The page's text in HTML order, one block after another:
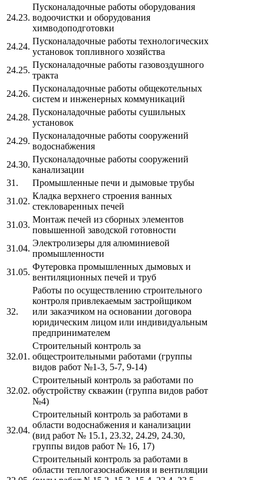
24.23.
Пусконаладочные работы оборудования
водоочистки и оборудования
химводоподготовки
24.24.
Пусконаладочные работы технологических
установок топливного хозяйства
24.25.
Пусконаладочные работы газовоздушного
тракта
24.26.
Пусконаладочные работы общекотельных
систем и инженерных коммуникаций
24.28.
Пусконаладочные работы сушильных
установок
24.29.
Пусконаладочные работы сооружений
водоснабжения
24.30.
Пусконаладочные работы сооружений
канализации
31.
Промышленные печи и дымовые трубы
31.02.
Кладка верхнего строения ванных
стекловаренных печей
31.03.
Монтаж печей из сборных элементов
повышенной заводской готовности
31.04.
Электролизеры для алюминиевой
промышленности
31.05.
Футеровка промышленных дымовых и
вентиляционных печей и труб
32.
Работы по осуществлению строительного
контроля привлекаемым застройщиком
или заказчиком на основании договора
юридическим лицом или индивидуальным
предпринимателем
32.01.
Строительный контроль за
общестроительными работами (группы
видов работ №1-3, 5-7, 9-14)
32.02.
Строительный контроль за работами по
обустройству скважин (группа видов работ
№4)
32.04.
Строительный контроль за работами в
области водоснабжения и канализации
(вид работ № 15.1, 23.32, 24.29, 24.30,
группы видов работ № 16, 17)
Строительный контроль за работами в
области теплогазоснабжения и вентиляции